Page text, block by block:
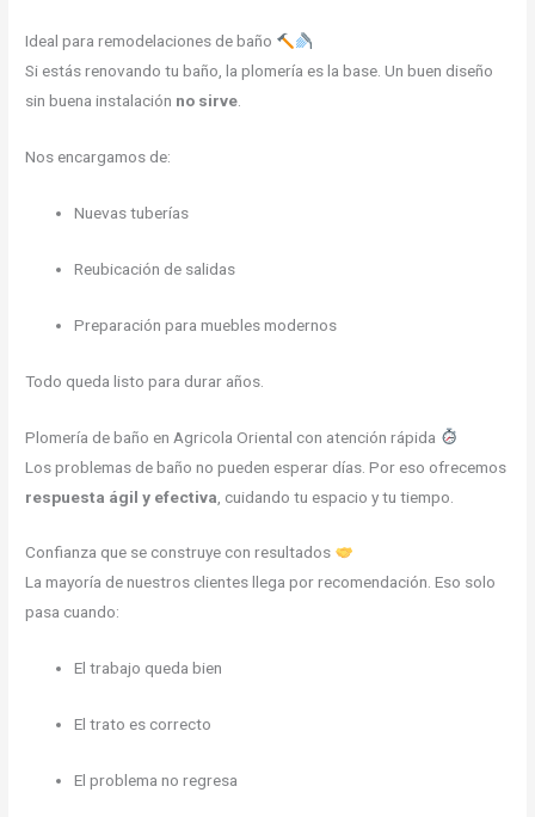
Ideal para remodelaciones de baño
Si estás renovando tu baño, la plomería es la base. Un buen diseño
sin buena instalación no sirve.
Nos encargamos de:
Nuevas tuberías
Reubicación de salidas
Preparación para muebles modernos
Todo queda listo para durar años.
Plomería de baño en Agricola Oriental con atención rápida
Los problemas de baño no pueden esperar días. Por eso ofrecemos
respuesta ágil y efectiva , cuidando tu espacio y tu tiempo.
Confianza que se construye con resultados
La mayoría de nuestros clientes llega por recomendación. Eso solo
pasa cuando:
El trabajo queda bien
El trato es correcto
El problema no regresa